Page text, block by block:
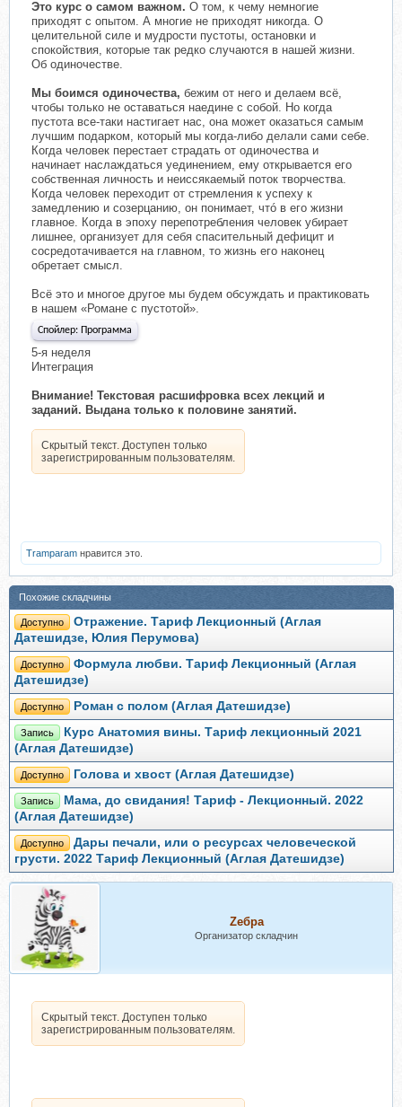
Это курс о самом важном. О том, к чему немногие
приходят с опытом. А многие не приходят никогда. О
целительной силе и мудрости пустоты, остановки и
спокойствия, которые так редко случаются в нашей жизни.
Об одиночестве.
Мы боимся одиночества, бежим от него и делаем всё,
чтобы только не оставаться наедине с собой. Но когда
пустота все-таки настигает нас, она может оказаться самым
лучшим подарком, который мы когда-либо делали сами себе.
Когда человек перестает страдать от одиночества и
начинает наслаждаться уединением, ему открывается его
собственная личность и неиссякаемый поток творчества.
Когда человек переходит от стремления к успеху к
замедлению и созерцанию, он понимает, чтó в его жизни
главное. Когда в эпоху перепотребления человек убирает
лишнее, организует для себя спасительный дефицит и
сосредотачивается на главном, то жизнь его наконец
обретает смысл.
Всё это и многое другое мы будем обсуждать и практиковать
в нашем «Романе с пустотой».
Спойлер: Программа
5-я неделя
Интеграция
Внимание! Текстовая расшифровка всех лекций и
заданий. Выдана только к половине занятий.
Скрытый текст. Доступен только
зарегистрированным пользователям.
Tramparam нравится это.
Похожие складчины
Доступно
Отражение. Тариф Лекционный (Аглая
Датешидзе, Юлия Перумова)
Доступно
Формула любви. Тариф Лекционный (Аглая
Датешидзе)
Доступно Роман с полом (Аглая Датешидзе)
Запись
Курс Анатомия вины. Тариф лекционный 2021
(Аглая Датешидзе)
Доступно Голова и хвост (Аглая Датешидзе)
Запись
Мама, до свидания! Тариф - Лекционный. 2022
(Аглая Датешидзе)
Доступно
Дары печали, или о ресурсах человеческой
грусти. 2022 Тариф Лекционный (Аглая Датешидзе)
Zебра
Организатор складчин
Скрытый текст. Доступен только
зарегистрированным пользователям.